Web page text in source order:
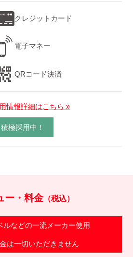
クレジットカード
電子マネー
QRコード決済
情報詳細はこちら »
積極採用中！
ー・料金（税込）
ルなどの一流メーカー使用
は一切いただきません